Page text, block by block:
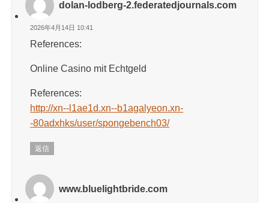
dolan-lodberg-2.federatedjournals.com
2026年4月14日 10:41
References:
Online Casino mit Echtgeld
References:
http://xn--l1ae1d.xn--b1agalyeon.xn-
-80adxhks/user/spongebench03/
返信
www.bluelightbride.com